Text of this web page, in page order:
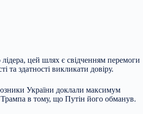
цей шлях є свідченням перемоги
та здатності викликати довіру.
України доклали максимум
в тому, що Путін його обманув.